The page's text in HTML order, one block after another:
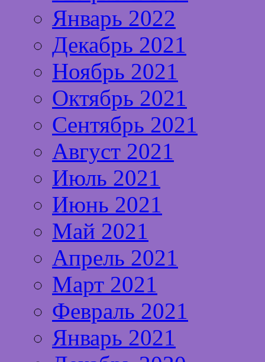
Январь 2022
Декабрь 2021
Ноябрь 2021
Октябрь 2021
Сентябрь 2021
Август 2021
Июль 2021
Июнь 2021
Май 2021
Апрель 2021
Март 2021
Февраль 2021
Январь 2021